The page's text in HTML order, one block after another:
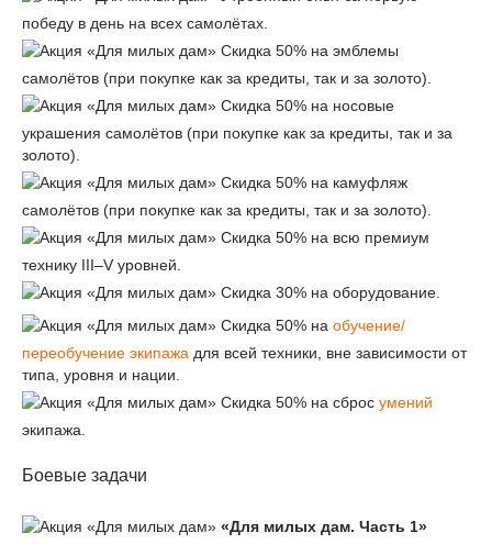
победу в день на всех самолётах.
Cкидка 50% на эмблемы
самолётов (при покупке как за кредиты, так и за золото).
Cкидка 50% на носовые
украшения самолётов (при покупке как за кредиты, так и за
золото).
Cкидка 50% на камуфляж
самолётов (при покупке как за кредиты, так и за золото).
Скидка 50% на всю премиум
технику III–V уровней.
Скидка 30% на оборудование.
Скидка 50% на обучение/
переобучение экипажа для всей техники, вне зависимости от
типа, уровня и нации.
Скидка 50% на сброс умений
экипажа.
Боевые задачи
«Для милых дам. Часть 1»